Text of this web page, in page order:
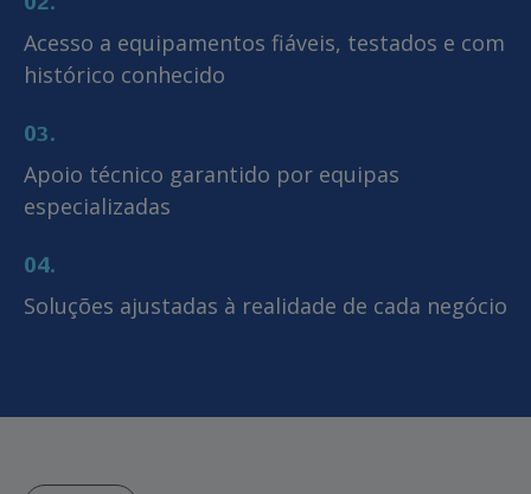
Acesso a equipamentos fiáveis, testados e com
histórico conhecido
03.
Apoio técnico garantido por equipas
especializadas
04.
Soluções ajustadas à realidade de cada negócio